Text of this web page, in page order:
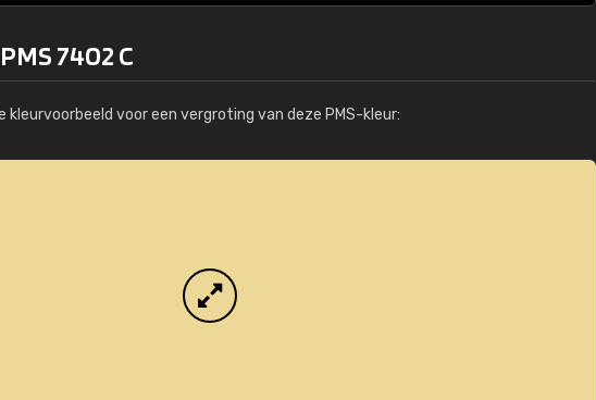
7402 C
kleurvoorbeeld voor een vergroting van deze PMS-kleur: